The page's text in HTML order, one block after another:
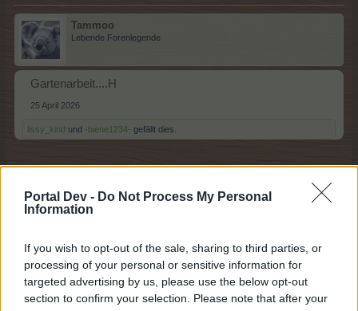
Portal Dev - Do Not Process My Personal
Information
If you wish to opt-out of the sale, sharing to third parties, or
processing of your personal or sensitive information for
targeted advertising by us, please use the below opt-out
section to confirm your selection. Please note that after your
Tammoo
Lebende Forenlegende
Gartenarbeit....H
25 April 2026
lissy_kind und -biene1234- gefällt dies.
-biene1234-
Lebende Forenlegende
Handarbeit....I
25 April 2026
*schokolade61*,lissy_kindundTammoogefällt dies.